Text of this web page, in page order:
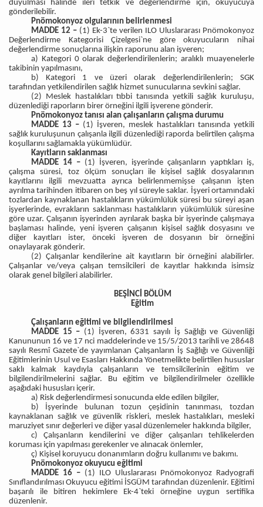
duyulması halinde ileri tetkik ve değerlendirme için, okuyucuya
gönderilebilir.
Pnömokonyoz olgularının belirlenmesi
MADDE 12 – (1) Ek-3`te verilen ILO Uluslararası Pnömokonyoz
Değerlendirme Kategorisi Çizelgesi`ne göre okuyucuların nihai
değerlendirme sonuçlarına ilişkin raporunu alan işveren;
a) Kategori 0 olarak değerlendirilenlerin; aralıklı muayenelerle
takibinin yapılmasını,
b) Kategori 1 ve üzeri olarak değerlendirilenlerin; SGK
tarafından yetkilendirilen sağlık hizmet sunucularına sevkini sağlar.
(2) Meslek hastalıkları tıbbi tanısında yetkili sağlık kuruluşu,
düzenlediği raporların birer örneğini ilgili işverene gönderir.
Pnömokonyoz tanısı alan çalışanların çalışma durumu
MADDE 13 –(1) İşveren, meslek hastalıkları tanısında yetkili
sağlık kuruluşunun çalışanla ilgili düzenlediği raporda belirtilen çalışma
koşullarını sağlamakla yükümlüdür.
Kayıtların saklanması
MADDE 14 –(1) İşveren, işyerinde çalışanların yaptıkları iş,
çalışma süresi, toz ölçüm sonuçları ile kişisel sağlık dosyalarının
kayıtlarını ilgili mevzuatta ayrıca belirlenmemişse çalışanın işten
ayrılma tarihinden itibaren on beş yıl süreyle saklar. İşyeri ortamındaki
tozlardan kaynaklanan hastalıkların yükümlülük süresi bu süreyi aşan
işyerlerinde, evrakların saklanması hastalıkların yükümlülük süresine
göre uzar. Çalışanın işyerinden ayrılarak başka bir işyerinde çalışmaya
başlaması halinde, yeni işveren çalışanın kişisel sağlık dosyasını ve
diğer kayıtları ister, önceki işveren de dosyanın bir örneğini
onaylayarak gönderir.
(2) Çalışanlar kendilerine ait kayıtların bir örneğini alabilirler.
Çalışanlar ve/veya çalışan temsilcileri de kayıtlar hakkında isimsiz
olarak genel bilgileri alabilirler.
BEŞİNCİ BÖLÜM
Eğitim
Çalışanların eğitimi ve bilgilendirilmesi
MADDE 15 – (1) İşveren, 6331 sayılı İş Sağlığı ve Güvenliği
Kanununun 16 ve 17 nci maddelerinde ve 15/5/2013 tarihli ve 28648
sayılı Resmî Gazete`de yayımlanan Çalışanların İş Sağlığı ve Güvenliği
Eğitimlerinin Usul ve Esasları Hakkında Yönetmelikte belirtilen hususlar
saklı kalmak kaydıyla çalışanların ve temsilcilerinin eğitim ve
bilgilendirilmelerini sağlar. Bu eğitim ve bilgilendirilmeler özellikle
aşağıdaki hususları içerir.
a) Risk değerlendirmesi sonucunda elde edilen bilgiler,
b) İşyerinde bulunan tozun çeşidinin tanınması, tozdan
kaynaklanan sağlık ve güvenlik riskleri, meslek hastalıkları, mesleki
maruziyet sınır değerleri ve diğer yasal düzenlemeler hakkında bilgiler,
c) Çalışanların kendilerini ve diğer çalışanları tehlikelerden
koruması için yapılması gerekenler ve alınacak önlemler,
ç) Kişisel koruyucu donanımların doğru kullanımı ve bakımı.
Pnömokonyoz okuyucu eğitimi
MADDE 16 –(1) ILO Uluslararası Pnömokonyoz Radyografi
Sınıflandırılması Okuyucu eğitimi İSGÜM tarafından düzenlenir. Eğitimi
başarılı ile bitiren hekimlere Ek-4`teki örneğine uygun sertifika
düzenlenir.